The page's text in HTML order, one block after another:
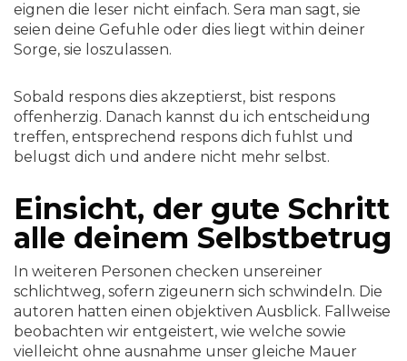
eignen die leser nicht einfach. Sera man sagt, sie
seien deine Gefuhle oder dies liegt within deiner
Sorge, sie loszulassen.
Sobald respons dies akzeptierst, bist respons
offenherzig. Danach kannst du ich entscheidung
treffen, entsprechend respons dich fuhlst und
belugst dich und andere nicht mehr selbst.
Einsicht, der gute Schritt
alle deinem Selbstbetrug
In weiteren Personen checken unsereiner
schlichtweg, sofern zigeunern sich schwindeln. Die
autoren hatten einen objektiven Ausblick. Fallweise
beobachten wir entgeistert, wie welche sowie
vielleicht ohne ausnahme unser gleiche Mauer